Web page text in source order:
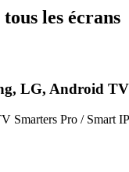
les écrans
LG, Android
Smarters Pro / Smart